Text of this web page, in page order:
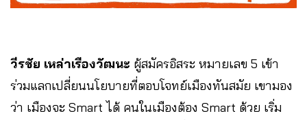
วีรชัย เหล่าเรืองวัฒนะ ผู้สมัครอิสระ หมายเลข 5 เข้า
ร่วมแลกเปลี่ยนนโยบายที่ตอบโจทย์เมืองทันสมัย เขามอง
ว่า เมืองจะ Smart ได้ คนในเมืองต้อง Smart ด้วย เริ่ม